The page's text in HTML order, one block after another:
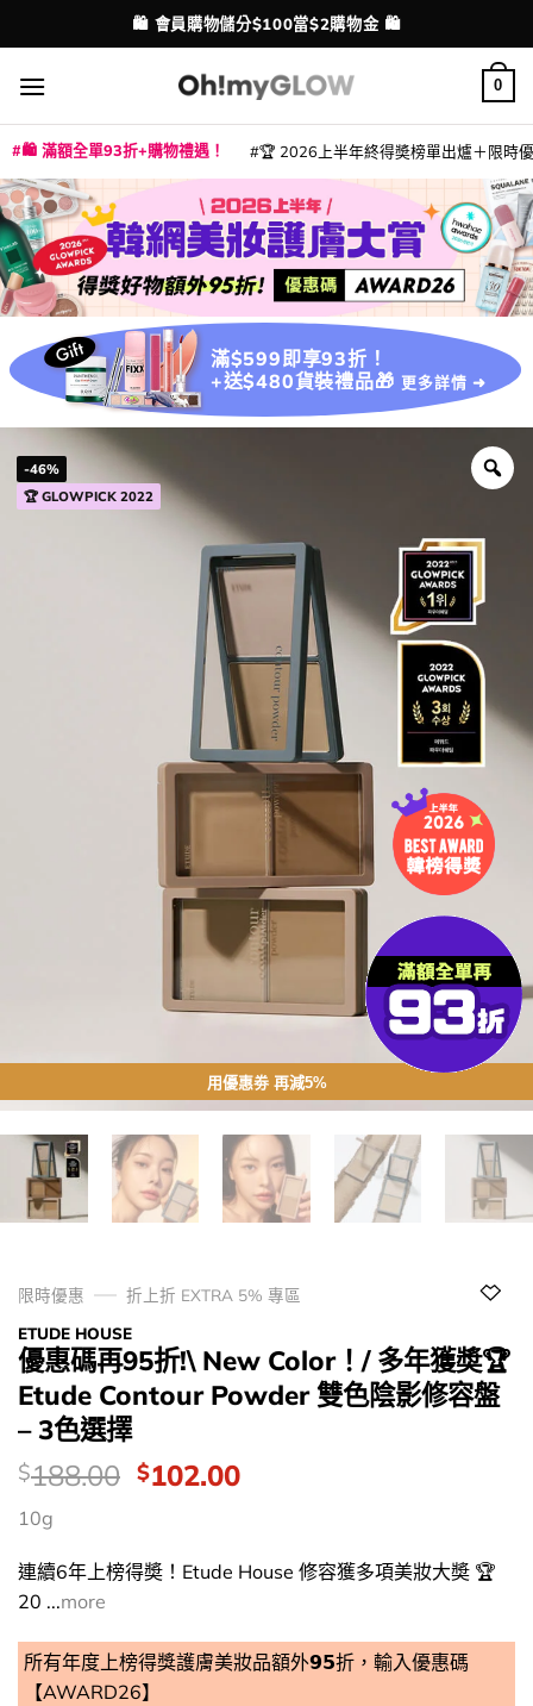
to
content
配送港澳
💳 支援消費券、FPS、八達通、PAYME、信用卡付款
0
🛍️ 滿額全單93折+購物禮遇！ 🏆 2026上半年終得奬榜單出爐＋限時
滿$599即享93折！
+送$480貨裝禮品🎁 更多詳情 ➜
-46%
🏆 GLOWPICK 2022
用優惠劵 再減5%
限時優惠
折上折 EXTRA 5% 專區
ETUDE HOUSE
優惠碼再95折!\ New Color！/ 多年獲奬🏆
Etude Contour Powder 雙色陰影修容盤
– 3色選擇
價
錢：
$188.00 Original
$188.00.
$102.00Current
$102.00.
10g
連續6年上榜得奬！Etude House 修容獲多項美妝大奬 🏆
20 ...more
所有年度上榜得獎護膚美妝品額外𝟵𝟱折，輸入優惠碼
【AWARD26】